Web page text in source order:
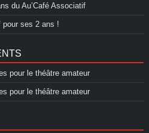
du Au’Café Associatif
pour ses 2 ans !
pour le théâtre amateur
pour le théâtre amateur